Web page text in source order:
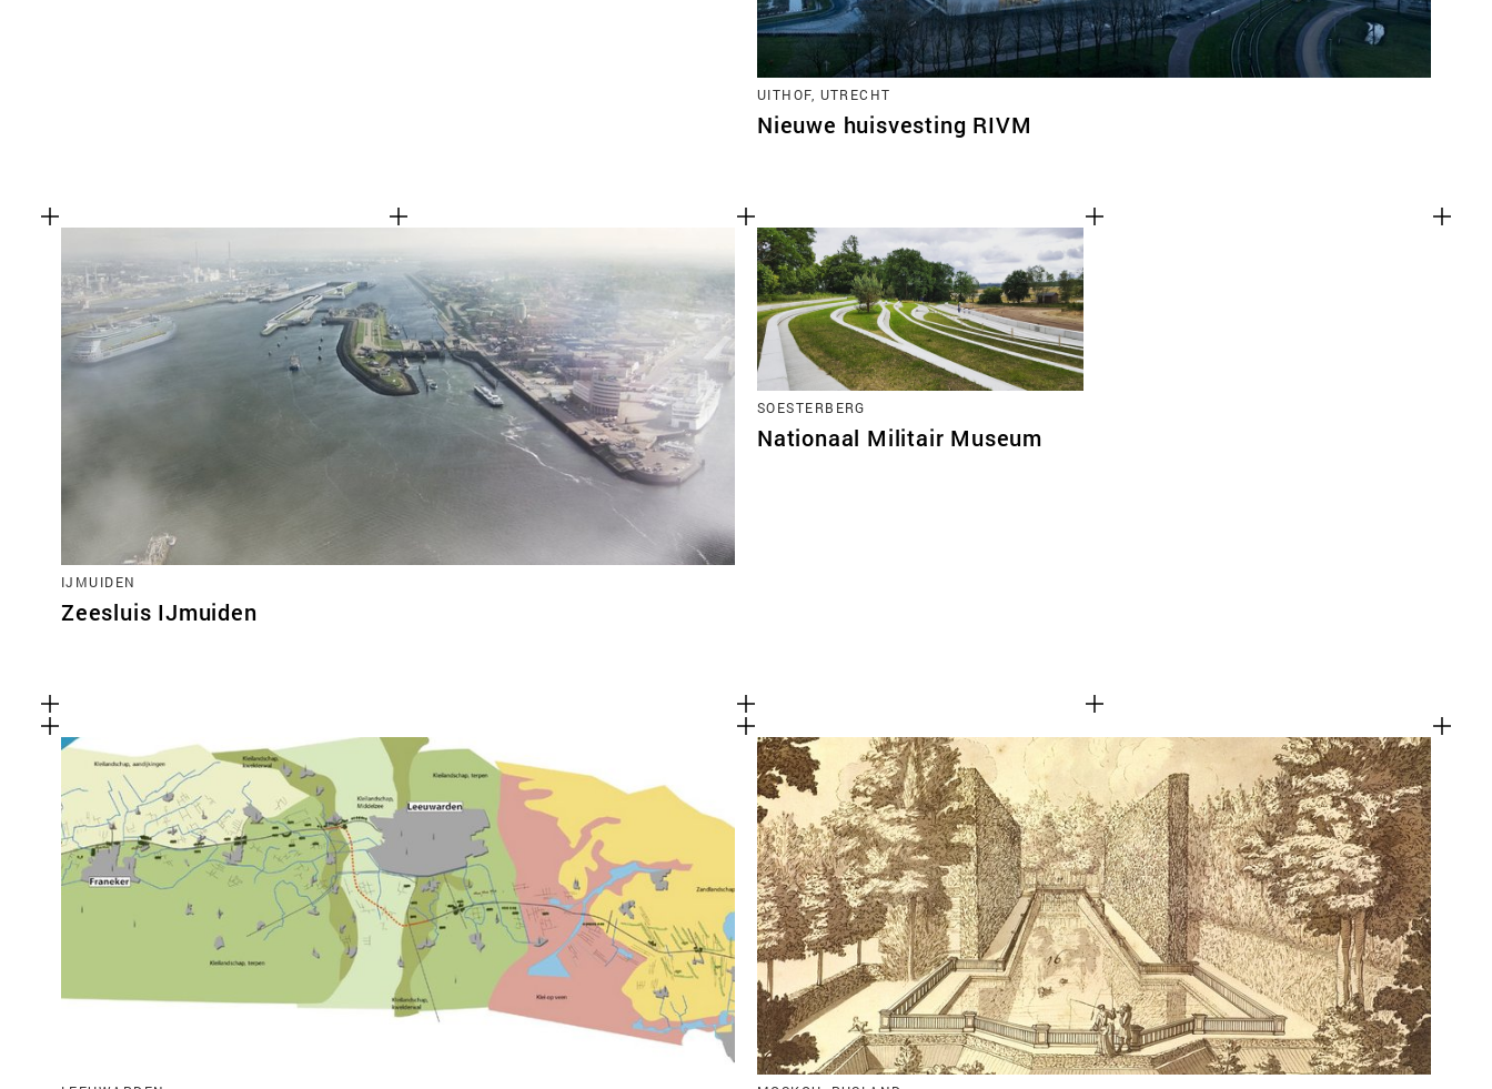
UITHOF, UTRECHT
Nieuwe huisvesting RIVM
IJMUIDEN
Zeesluis IJmuiden
SOESTERBERG
Nationaal Militair Museum